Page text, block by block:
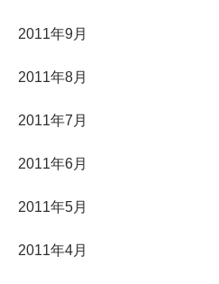
2011年9月
2011年8月
2011年7月
2011年6月
2011年5月
2011年4月